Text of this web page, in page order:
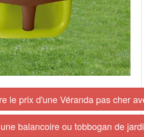
le prix d'une Véranda pas cher
balancoire ou tobbogan de